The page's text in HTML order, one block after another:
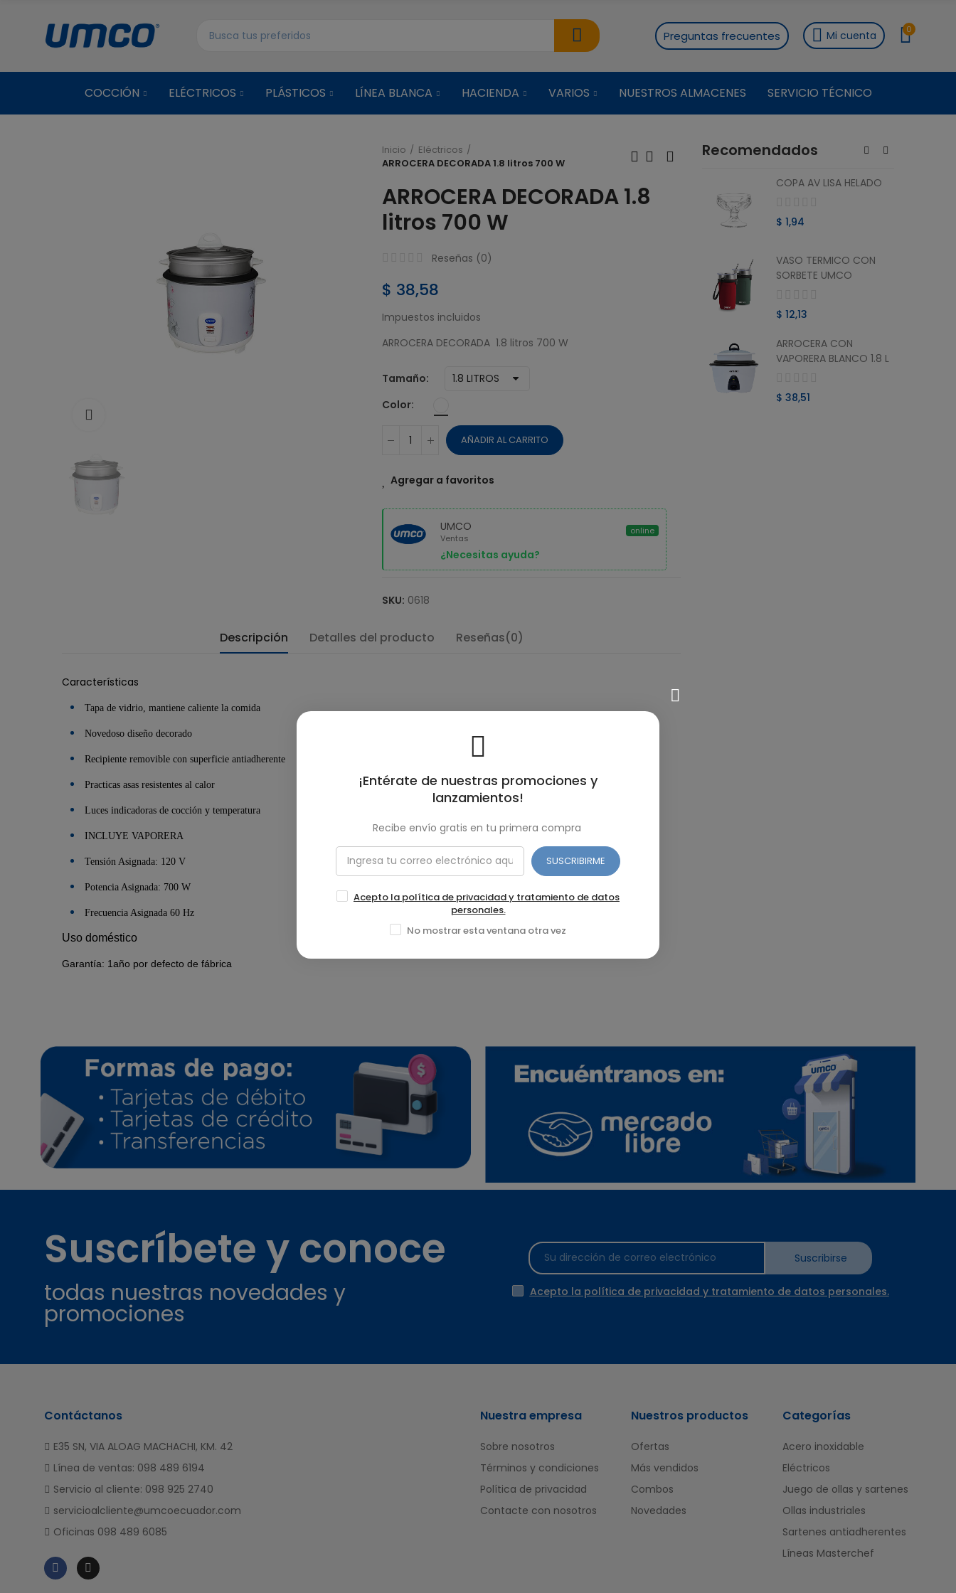
Preguntas frecuentes Mi cuenta 0
COCCIÓN ELÉCTRICOS PLÁSTICOS LÍNEA BLANCA HACIENDA VARIOS NUESTROS ALMACENES SERVICIO TÉCNICO
Inicio
Eléctricos
ARROCERA DECORADA 1.8 litros 700 W
ARROCERA DECORADA 1.8
litros 700 W
Reseñas (0)
$ 38,58
Impuestos incluidos
ARROCERA DECORADA 1.8 litros 700 W
Tamaño
Color
AÑADIR AL CARRITO
Agregar a favoritos
UMCO
Ventas
¿Necesitas ayuda?
online
SKU: 0618
Descripción Detalles del producto Reseñas(0)
Características
Tapa de vidrio, mantiene caliente la comida
Novedoso diseño decorado
Recipiente removible con superficie antiadherente
Practicas asas resistentes al calor
Luces indicadoras de cocción y temperatura
INCLUYE VAPORERA
Tensión Asignada: 120 V
Potencia Asignada: 700 W
Frecuencia Asignada 60 Hz
Uso doméstico
Garantía: 1año por defecto de fábrica
Recomendados
VAPORERA NEGRO 1.8 L
COPA AV LISA HELADO
$ 1,94
VASO TERMICO CON
SORBETE UMCO
$ 12,13
ARROCERA CON
VAPORERA BLANCO 1.8 L
$ 38,51
Suscríbete y conoce
todas nuestras novedades y
promociones
Suscribirse
Acepto la política de privacidad y tratamiento de datos personales.
Contáctanos
E35 SN, VIA ALOAG MACHACHI, KM. 42
Línea de ventas: 098 489 6194
Servicio al cliente: 098 925 2740
servicioalcliente@umcoecuador.com
Oficinas 098 489 6085
Nuestra empresa
Sobre nosotros
Términos y condiciones
Política de privacidad
Contacte con nosotros
Nuestros productos
Ofertas
Más vendidos
Combos
Novedades
Categorías
Acero inoxidable
Eléctricos
Juego de ollas y sartenes
Ollas industriales
Sartenes antiadherentes
Líneas Masterchef
¡Entérate de nuestras promociones y
lanzamientos!
Recibe envío gratis en tu primera compra
SUSCRIBIRME
Acepto la política de privacidad y tratamiento de datos
personales.
No mostrar esta ventana otra vez